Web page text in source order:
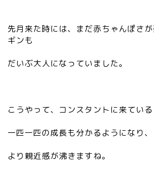
先月来た時には、まだ赤ちゃんぽさ
ギンも
だいぶ大人になっていました。
こうやって、コンスタントに来ている
一匹一匹の成長も分かるようになり、
より親近感が沸きますね。